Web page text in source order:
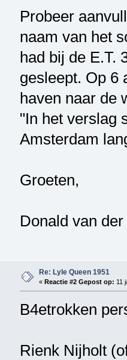
Probeer
naam van het
had bij de E.T.
gesleept. Op 6
haven naar de
"In het verslag
Amsterdam
Groeten,
Donald van
Re: Lyle Queen 1951
« Reactie #2 Gepost op: 11
B4etrokken
Rienk Nijholt